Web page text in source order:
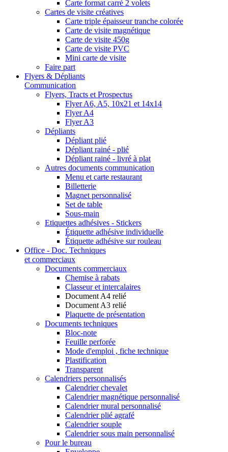
Carte format carré 2 volets
Cartes de visite créatives
Carte triple épaisseur tranche colorée
Carte de visite magnétique
Carte de visite 450g
Carte de visite PVC
Mini carte de visite
Faire part
Flyers & Dépliants
Communication
Flyers, Tracts et Prospectus
Flyer A6, A5, 10x21 et 14x14
Flyer A4
Flyer A3
Dépliants
Dépliant plié
Dépliant rainé - plié
Dépliant rainé - livré à plat
Autres documents communication
Menu et carte restaurant
Billetterie
Magnet personnalisé
Set de table
Sous-main
Etiquettes adhésives - Stickers
Étiquette adhésive individuelle
Étiquette adhésive sur rouleau
Office - Doc. Techniques
et commerciaux
Documents commerciaux
Chemise à rabats
Classeur et intercalaires
Document A4 relié
Document A3 relié
Plaquette de présentation
Documents techniques
Bloc-note
Feuille perforée
Mode d'emploi , fiche technique
Plastification
Transparent
Calendriers personnalisés
Calendrier chevalet
Calendrier magnétique personnalisé
Calendrier mural personnalisé
Calendrier plié agrafé
Calendrier souple
Calendrier sous main personnalisé
Pour le bureau